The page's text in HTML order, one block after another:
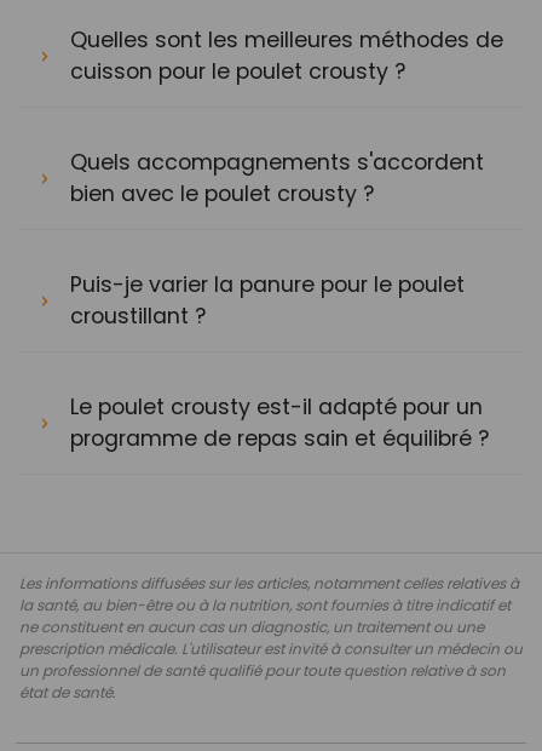
Quelles sont les meilleures méthodes de
cuisson pour le poulet crousty ?
Quels accompagnements s'accordent
bien avec le poulet crousty ?
Puis-je varier la panure pour le poulet
croustillant ?
Le poulet crousty est-il adapté pour un
programme de repas sain et équilibré ?
Les informations diffusées sur les articles, notamment celles relatives à
la santé, au bien-être ou à la nutrition, sont fournies à titre indicatif et
ne constituent en aucun cas un diagnostic, un traitement ou une
prescription médicale. L'utilisateur est invité à consulter un médecin ou
un professionnel de santé qualifié pour toute question relative à son
état de santé.